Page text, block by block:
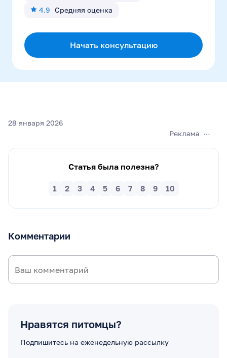
4.9 Средняя оценка
Начать консультацию
28 января 2026
Статья была полезна?
10
9
8
7
6
5
4
3
2
1
Комментарии
Нравятся питомцы?
Подпишитесь на еженедельную рассылку